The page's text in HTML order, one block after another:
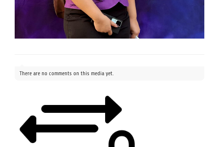
There are no comments on this media yet.